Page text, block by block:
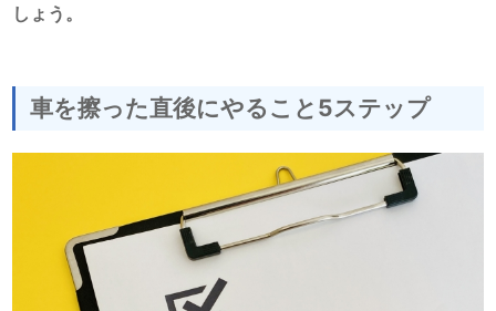
しょう。
車を擦った直後にやること5ステップ